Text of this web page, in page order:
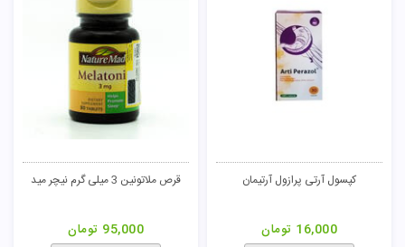
کپسول آرتی پرازول آرتیمان
16,000 تومان
قرص ملاتونین 3 میلی گرم نیچر مید
95,000 تومان